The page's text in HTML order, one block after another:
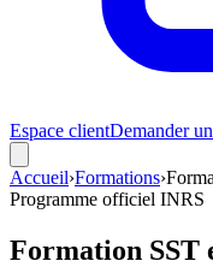
Espace clientDemander
Accueil›Formations›
Programme officiel INRS
Formation SST